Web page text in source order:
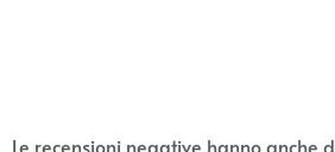
Le recensioni negative hanno anche